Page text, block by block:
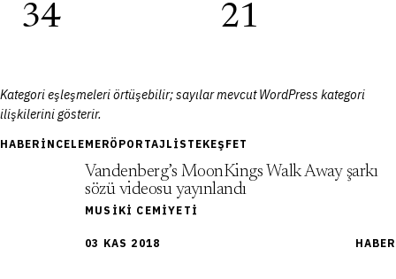
34 21
Kategori eşleşmeleri örtüşebilir; sayılar mevcut WordPress kategori
ilişkilerini gösterir.
HABER İNCELEMERÖPORTAJ LISTEKEŞFET
03 KAS 2018
Vandenberg’s MoonKings Walk Away şarkı
sözü videosu yayınlandı
MUSIKI CEMIYETI
HABER